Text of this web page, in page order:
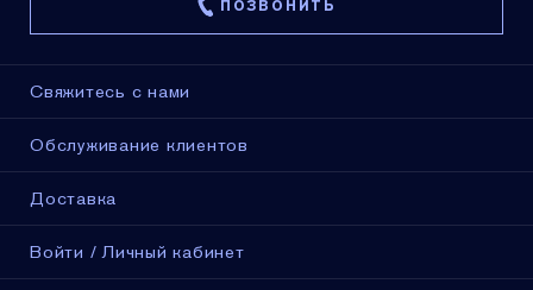
ПОЗВОНИТЬ
Свяжитесь с нами
Обслуживание клиентов
Доставка
Войти / Личный кабинет